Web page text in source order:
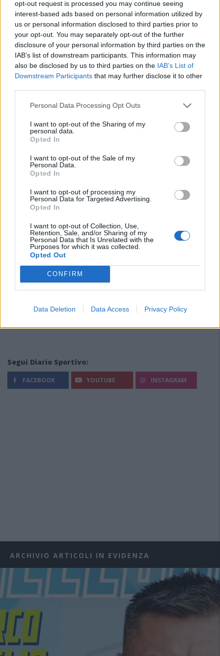
opt-out request is processed you may continue seeing
interest-based ads based on personal information utilized by
us or personal information disclosed to third parties prior to
your opt-out. You may separately opt-out of the further
disclosure of your personal information by third parties on the
IAB’s list of downstream participants. This information may
also be disclosed by us to third parties on the IAB’s List of
Downstream Participants that may further disclose it to other
Personal Data Processing Opt Outs
I want to opt-out of the Sharing of my
personal data.
Opted In
I want to opt-out of the Sale of my
Personal Data.
Opted In
I want to opt-out of processing my
Personal Data for Targeted Advertising.
Opted In
I want to opt-out of Collection, Use,
Retention, Sale, and/or Sharing of my
Personal Data that Is Unrelated with the
Purposes for which it was collected.
Opted Out
CONFIRM
Data Deletion Data Access Privacy Policy
Amichevole Ossese: 3-1 al Cagliari Primavera,
doppietta di Tapparello
8 Ago 2026
Il CR sardo esclude anche l'Olbia: l'Usinese è
in Eccellenza, il Fonni sale in Promozione
5 Ago 2026
Serra, tripletta Cus Cagliari con Piroddi,
5 Ago 2026
Diawara, al Bonorva il difensore Balbo
1 Ago 2026
Segui Diario Sportivo:
FACEBOOK YOUTUBE INSTAGRAM
ARCHIVIO ARTICOLI IN EVIDENZA